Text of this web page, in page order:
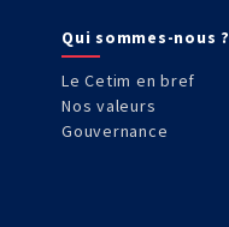
Qui sommes-nous ?
Le Cetim en bref
Nos valeurs
Gouvernance